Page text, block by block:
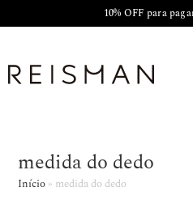
10% OFF para
medida do dedo
Início » medida do dedo